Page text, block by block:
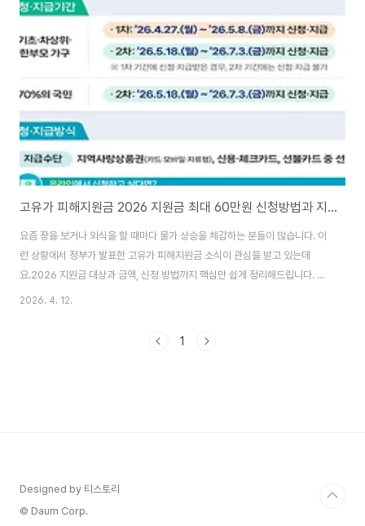
가기👆 ✅ 신청 방법온라인 신청은 카드사 홈페이지나 모바일 앱, 또는 지역사
랑상품권 앱을 통해 진행할 수 있습니다. 본인 인증 절차를 거친 후 지원금 신청
메뉴를 선택하면 간단한 정보 입력만으로 신청이 완료됩니다. 신청 완료 후에
는 접수 확인 메시지를 통해 정상..
고유가 피해지원금 2026 지원금 최대 60만원 신청방법과 지급일 알아보기
요즘 장을 보거나 외식을 할 때마다 물가 상승을 체감하는 분들이 많습니다. 이
런 상황에서 정부가 발표한 고유가 피해지원금 소식이 관심을 받고 있는데
요.2026 지원금 대상과 금액, 신청 방법까지 핵심만 쉽게 정리해드립니다. 고
유가 피해지원금이란최근 국제 유가 상승으로 생활비 부담이 커지면서 이를 완
등 지급되는 민생지원금입니다. 국민 약 70%가 대상에 포함되는 것이 특징입
2026. 4. 12.
1
Designed by 티스토리
© Daum Corp.